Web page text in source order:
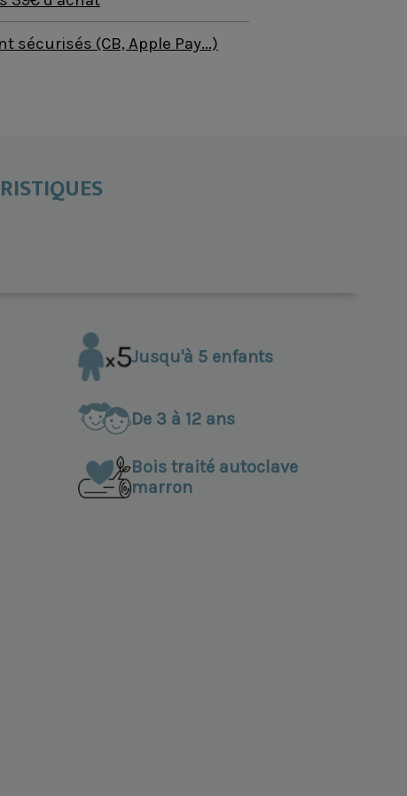
sécurisés (CB, Apple Pay...)
Jusqu'à 5 enfants
De 3 à 12 ans
Bois traité autoclave
marron